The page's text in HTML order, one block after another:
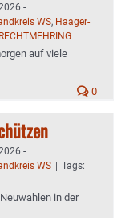
-
WS, Haager-
auf viele
0
-
WS | Tags:
in der